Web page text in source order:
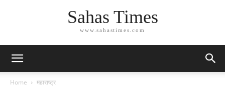
Sahas Times
www.sahastimes.com
Home महाराष्ट्र